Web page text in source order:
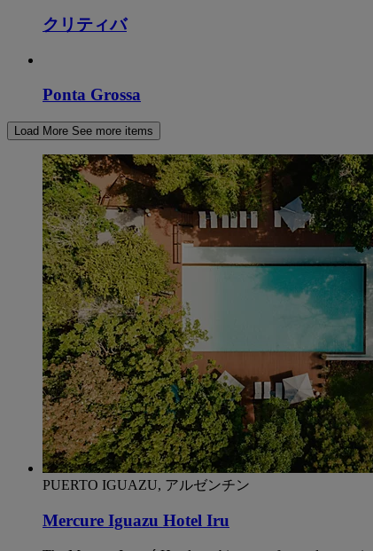
クリティバ
Ponta Grossa
Load More See more items
PUERTO IGUAZU, アルゼンチン
Mercure Iguazu Hotel Iru